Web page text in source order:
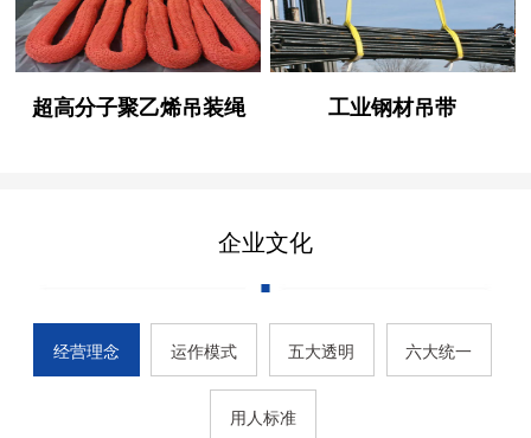
超高分子聚乙烯吊装绳 工业钢材吊带
企业文化
经营理念 运作模式 五大透明 六大统一
用人标准